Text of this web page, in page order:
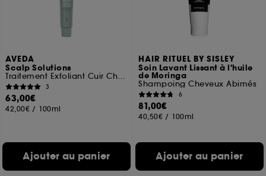
AVEDA
Scalp Solutions
Traitement Exfoliant Cuir Chevelu
3
63,00€
42,00€ / 100ml
Ajouter au panier
HAIR RITUEL BY SISLEY
Soin Lavant Lissant à l'huile
de Moringa
Shampoing Cheveux Abimés
6
81,00€
40,50€ / 100ml
Ajouter au panier